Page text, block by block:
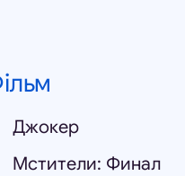
Джокер
Мстители: Финал